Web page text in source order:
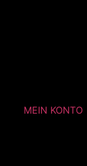
MEIN KONTO